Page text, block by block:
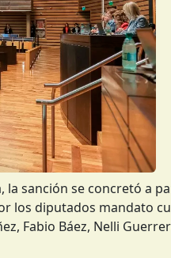
sanción se concretó a
los diputados mandato
Fabio Báez, Nelli